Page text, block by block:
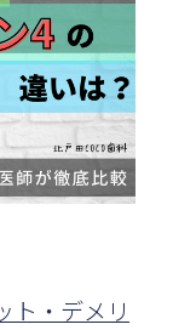
ト・デメリ